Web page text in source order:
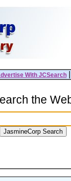
With JCSearch
the